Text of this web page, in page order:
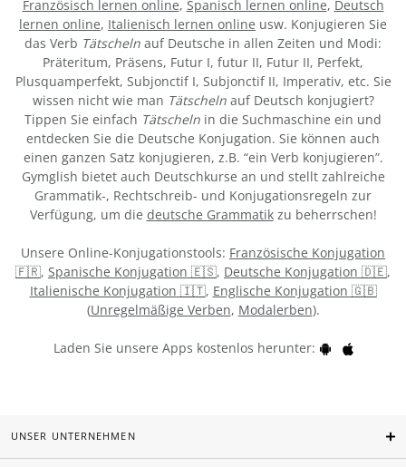
Französisch lernen online, Spanisch lernen online, Deutsch
lernen online, Italienisch lernen online usw. Konjugieren Sie
das Verb Tätscheln auf Deutsche in allen Zeiten und Modi:
Präteritum, Präsens, Futur I, futur II, Futur II, Perfekt,
Plusquamperfekt, Subjonctif I, Subjonctif II, Imperativ, etc. Sie
wissen nicht wie man Tätschelnauf Deutsch konjugiert?
Tippen Sie einfach Tätscheln in die Suchmaschine ein und
entdecken Sie die Deutsche Konjugation. Sie können auch
einen ganzen Satz konjugieren, z.B. “ein Verb konjugieren”.
Gymglish bietet auch Deutschkurse an und stellt zahlreiche
Grammatik-, Rechtschreib- und Konjugationsregeln zur
Verfügung, um die deutsche Grammatikzu beherrschen!
Unsere Online-Konjugationstools: Französische Konjugation
🇫🇷, Spanische Konjugation 🇪🇸, Deutsche Konjugation 🇩🇪,
Italienische Konjugation 🇮🇹, Englische Konjugation 🇬🇧
(Unregelmäßige Verben, Modalerben).
Laden Sie unsere Apps kostenlos herunter:
UNSER UNTERNEHMEN